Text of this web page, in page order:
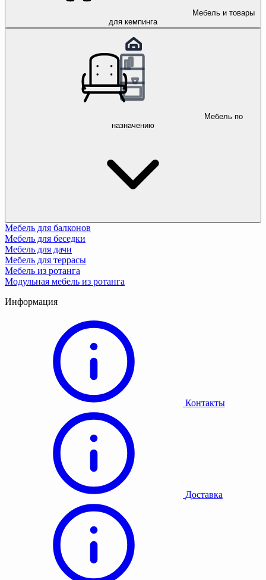
Мебель и товары
для кемпинга
Мебель по
назначению
Мебель для балконов
Мебель для беседки
Мебель для дачи
Мебель для террасы
Мебель из ротанга
Модульная мебель из ротанга
Информация
Контакты
Доставка